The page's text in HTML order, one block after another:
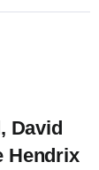
David
Hendrix